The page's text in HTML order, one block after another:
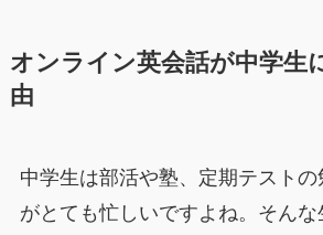
オンライン英会話が中学生
由
中学生は部活や塾、定期テストの
がとても忙しいですよね。そん